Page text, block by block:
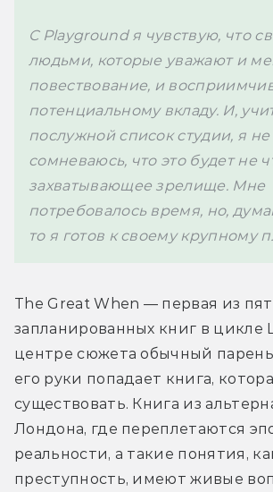
С Playground я чувствую, что
людьми, которые уважают и
повествование, и
потенциальному вкладу. И,
послужной список студии, я не
сомневаюсь, что это будет не
захватывающее зрелище. Мне
потребовалось время, но,
The Great When — первая из
запланированных книг в цикле
центре сюжета обычный
его руки попадает книга,
существовать. Книга из
Лондона, где переплетаются
реальности, а такие понятия,
преступность, имеют живые